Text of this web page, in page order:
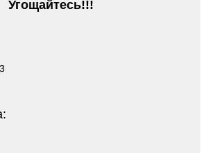
Угощайтесь!!!